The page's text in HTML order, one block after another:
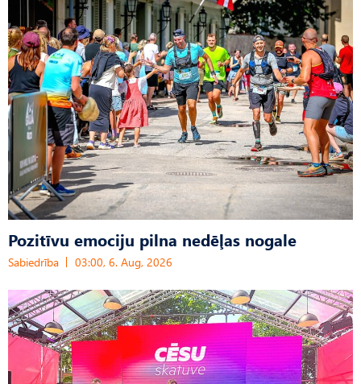
Pozitīvu emociju pilna nedēļas nogale
Sabiedrība 03:00, 6. Aug, 2026